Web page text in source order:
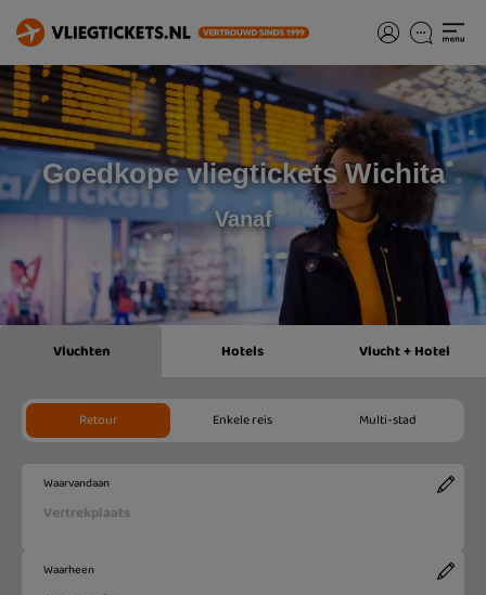
Goedkope vliegtickets Wichita
Vanaf